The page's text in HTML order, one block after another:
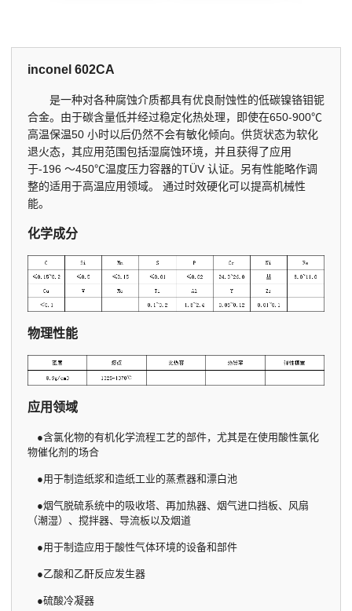
inconel 602CA
是一种对各种腐蚀介质都具有优良耐蚀性的低碳镍铬钼铌
合金。由于碳含量低并经过稳定化热处理，即使在650-900℃
高温保温50 小时以后仍然不会有敏化倾向。供货状态为软化
退火态，其应用范围包括湿腐蚀环境，并且获得了应用
于-196 ～450℃温度压力容器的TÜV 认证。另有性能略作调
整的适用于高温应用领域。 通过时效硬化可以提高机械性
能。
化学成分
物理性能
应用领域
●含氯化物的有机化学流程工艺的部件，尤其是在使用酸性氯化
物催化剂的场合
●用于制造纸浆和造纸工业的蒸煮器和漂白池
●烟气脱硫系统中的吸收塔、再加热器、烟气进口挡板、风扇
（潮湿）、搅拌器、导流板以及烟道
●用于制造应用于酸性气体环境的设备和部件
●乙酸和乙酐反应发生器
●硫酸冷凝器